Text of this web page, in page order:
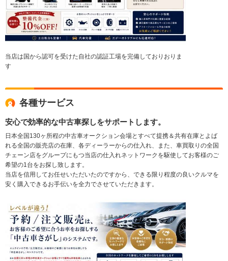
当店は国から認可を受けた自社の認証工場を完備しておりおりま
す
各種サービス
安心で効率的な中古車探しをサポートします。
日本全国130ヶ所程の中古車オークション会場とすべて提携＆共有在庫とよば
れる全国の販売店の在庫、各ディーラーからの仕入れ、また、車買取りの全国
チェーン店をグループにもつ当店の仕入れネットワークを駆使してお客様のご
希望の1台をお探し致します。
当店を信用してお任せいただいたのですから、できる限り程度の良いクルマを
安く購入できるお手伝いを全力でさせていただきます。